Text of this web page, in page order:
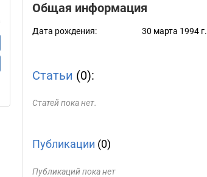
Общая информация
Дата рождения: 30 марта 1994 г.
Статьи (0):
Статей пока нет.
Публикации (0)
Публикаций пока нет